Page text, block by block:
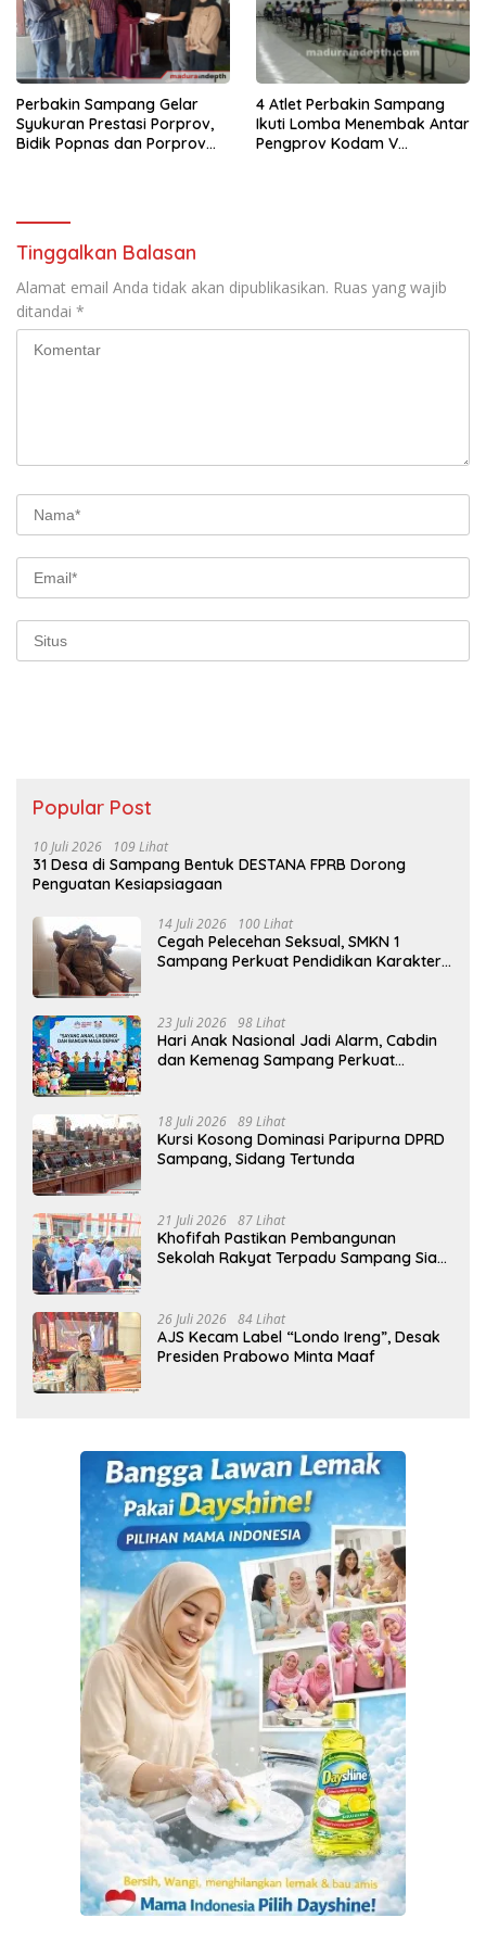
Perbakin Sampang Gelar
Syukuran Prestasi Porprov,
Bidik Popnas dan Porprov
4 Atlet Perbakin Sampang
Ikuti Lomba Menembak Antar
Pengprov Kodam V
Tinggalkan Balasan
Alamat email Anda tidak akan dipublikasikan. Ruas yang wajib
ditandai *
Popular Post
10 Juli 2026 109 Lihat
31 Desa di Sampang Bentuk DESTANA FPRB Dorong
Penguatan Kesiapsiagaan
14 Juli 2026 100 Lihat
Cegah Pelecehan Seksual, SMKN 1
Sampang Perkuat Pendidikan Karakter
23 Juli 2026 98 Lihat
Hari Anak Nasional Jadi Alarm, Cabdin
dan Kemenag Sampang Perkuat
18 Juli 2026 89 Lihat
Kursi Kosong Dominasi Paripurna DPRD
Sampang, Sidang Tertunda
21 Juli 2026 87 Lihat
Khofifah Pastikan Pembangunan
Sekolah Rakyat Terpadu Sampang Siap
26 Juli 2026 84 Lihat
AJS Kecam Label “Londo Ireng”, Desak
Presiden Prabowo Minta Maaf